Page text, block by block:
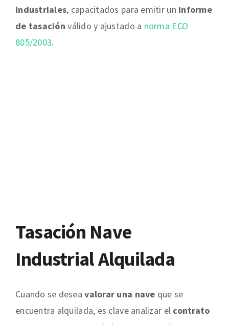
industriales, capacitados para emitir un informe
de tasación válido y ajustado a norma ECO
805/2003.
Tasación Nave
Industrial Alquilada
Cuando se deseavalorar una nave que se
encuentra alquilada, es clave analizar el contrato